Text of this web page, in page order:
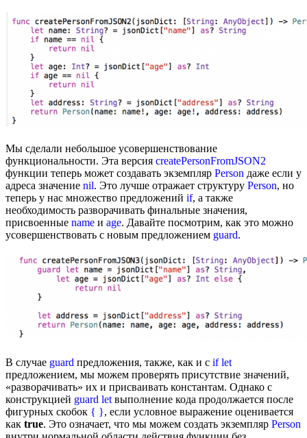
Мы сделали небольшое усовершенствование
функциональности. Эта версия createPersonFromJSON2
функции теперь может создавать экземпляр Person даже если у
адреса значение nil. Это лучше отражает структуру Person, но
теперь у нас множество предложений if, а также
необходимость разворачивать финальные значения,
присвоенные name и age. Давайте посмотрим, как это можно
усовершенствовать с новым предложением guard.
В случае guard предложения, также, как и с if let
предложением, мы можем проверять присутствие значений,
«разворачивать» их и присваивать константам. Однако с
конструкцией guard let выполнение кода продолжается после
фигурных скобок { }, если условное выражение оценивается
как true. Это означает, что мы можем создать экземпляр Person